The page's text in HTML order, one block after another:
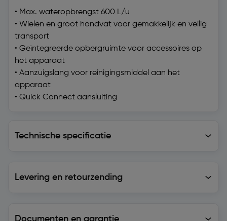
• Max. wateropbrengst 600 L/u
• Wielen en groot handvat voor gemakkelijk en veilig
transport
• Geïntegreerde opbergruimte voor accessoires op
het apparaat
• Aanzuigslang voor reinigingsmiddel aan het
apparaat
• Quick Connect aansluiting
Technische specificatie
Levering en retourzending
Documenten en garantie